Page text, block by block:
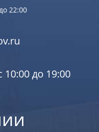
22:00
10:00 до 19:00